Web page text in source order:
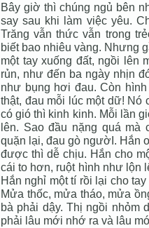
Bây giờ thì chúng ngủ bên
say sau khi làm việc yêu.
Trăng vẫn thức vẫn trong
biết bao nhiêu vàng. Nhưng
một tay xuống đất, ngồi lên
rủn, như đến ba ngày nhịn
như bụng hơi đau. Còn
thật, đau mỗi lúc một dữ! Nó
có gió thì kinh kinh. Mỗi lần
lên. Sao đầu nặng quá mà
quặn lại, đau gò ngườI. Hắn
được thì dễ chịu. Hắn cho
cái to hơn, ruột hình như lộn
Hắn nghỉ một tí rồi lại cho
Mửa thốc, mửa tháo, mửa
bà phải dậy. Thị ngồi nhỏm
phải lâu mới nhớ ra và lâu